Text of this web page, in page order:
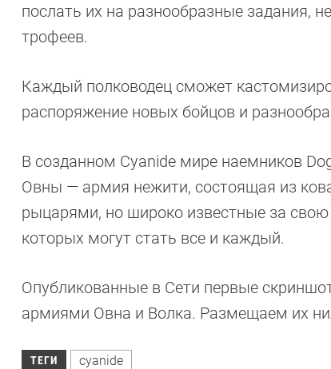
послать их на разнообразные задания,
трофеев.
Каждый полководец сможет
распоряжение новых бойцов и
В созданном Cyanide мире наемников
Овны — армия нежити, состоящая из
рыцарями, но широко известные за
которых могут стать все и каждый.
Опубликованные в Сети первые
армиями Овна и Волка. Размещаем их
ТЕГИ cyanide